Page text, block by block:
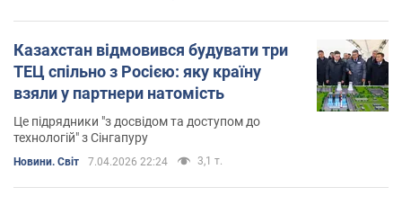
Казахстан відмовився будувати три
ТЕЦ спільно з Росією: яку країну
взяли у партнери натомість
Це підрядники "з досвідом та доступом до
технологій" з Сінгапуру
Новини. Світ 7.04.2026 22:24 3,1 т.